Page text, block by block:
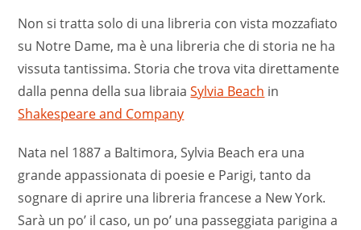
Non si tratta solo di una libreria con vista mozzafiato
su Notre Dame, ma è una libreria che di storia ne ha
vissuta tantissima. Storia che trova vita direttamente
dalla penna della sua libraiaSylvia Beach in
Shakespeare and Company
Nata nel 1887 a Baltimora, Sylvia Beach era una
grande appassionata di poesie e Parigi, tanto da
sognare di aprire una libreria francese a New York.
Sarà un po’ il caso, un po’ una passeggiata parigina a